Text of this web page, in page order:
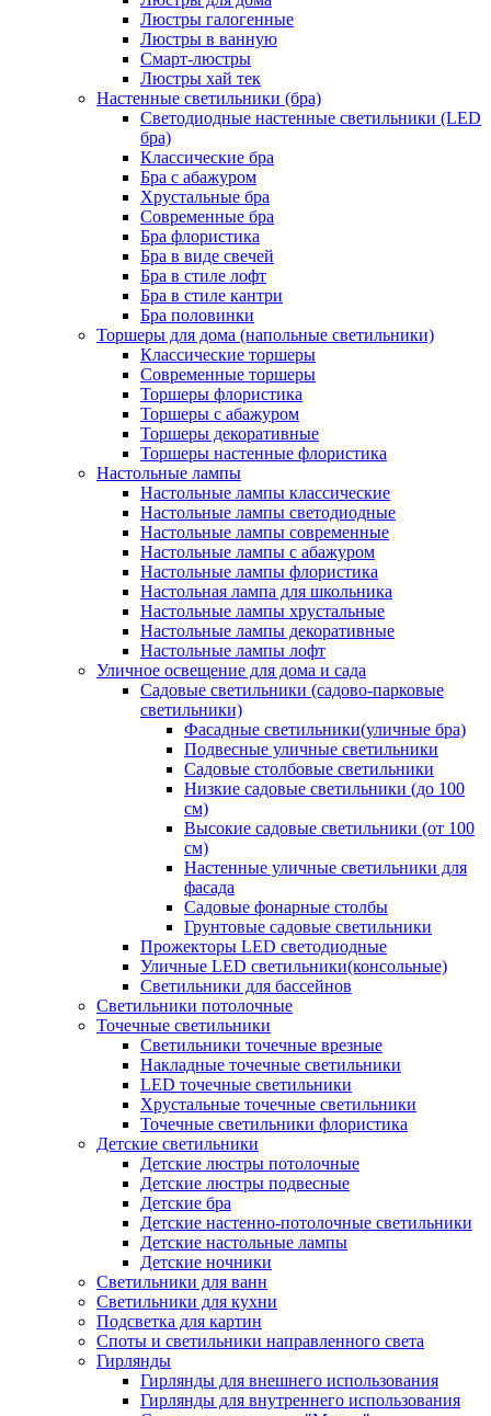
Люстры галогенные
Люстры в ванную
Смарт-люстры
Люстры хай тек
Настенные светильники (бра)
Светодиодные настенные светильники (LED
бра)
Классические бра
Бра с абажуром
Хрустальные бра
Современные бра
Бра флористика
Бра в виде свечей
Бра в стиле лофт
Бра в стиле кантри
Бра половинки
Торшеры для дома (напольные светильники)
Классические торшеры
Современные торшеры
Торшеры флористика
Торшеры с абажуром
Торшеры декоративные
Торшеры настенные флористика
Настольные лампы
Настольные лампы классические
Настольные лампы светодиодные
Настольные лампы современные
Настольные лампы с абажуром
Настольные лампы флористика
Настольная лампа для школьника
Настольные лампы хрустальные
Настольные лампы декоративные
Настольные лампы лофт
Уличное освещение для дома и сада
Садовые светильники (садово-парковые
светильники)
Фасадные светильники(уличные бра)
Подвесные уличные светильники
Садовые столбовые светильники
Низкие садовые светильники (до 100
см)
Высокие садовые светильники (от 100
см)
Настенные уличные светильники для
фасада
Садовые фонарные столбы
Грунтовые садовые светильники
Прожекторы LED светодиодные
Уличные LED светильники(консольные)
Светильники для бассейнов
Светильники потолочные
Точечные светильники
Светильники точечные врезные
Накладные точечные светильники
LED точечные светильники
Хрустальные точечные светильники
Точечные светильники флористика
Детские светильники
Детские люстры потолочные
Детские люстры подвесные
Детские бра
Детские настенно-потолочные светильники
Детские настольные лампы
Детские ночники
Светильники для ванн
Светильники для кухни
Подсветка для картин
Споты и светильники направленного света
Гирлянды
Гирлянды для внешнего использования
Гирлянды для внутреннего использования